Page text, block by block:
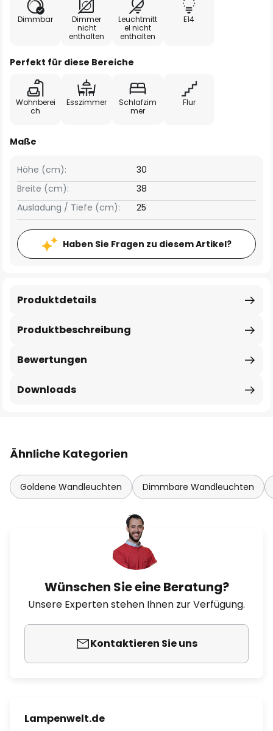
Dimmbar
Dimmer
nicht
enthalten
Leuchtmitt
el nicht
enthalten
E14
Perfekt für diese Bereiche
Wohnberei
ch
Esszimmer
Schlafzim
mer
Flur
Maße
Breite (cm): 38
Höhe (cm): 30
Ausladung / Tiefe (cm): 25
Haben Sie Fragen zu diesem Artikel?
Produktbeschreibung
Produktdetails
Bewertungen
Downloads
Ähnliche Kategorien
Goldene Wandleuchten Dimmbare Wandleuchten
Wünschen Sie eine Beratung?
Unsere Experten stehen Ihnen zur Verfügung.
Kontaktieren Sie uns
Lampenwelt.de